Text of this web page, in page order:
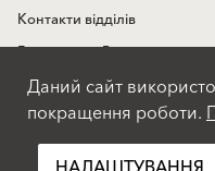
Контакти відділів
Гаряча лінія Baumit
Міжнародні представництва
Форма зворотного зв'язку
Даний сайт
покращення роботи.